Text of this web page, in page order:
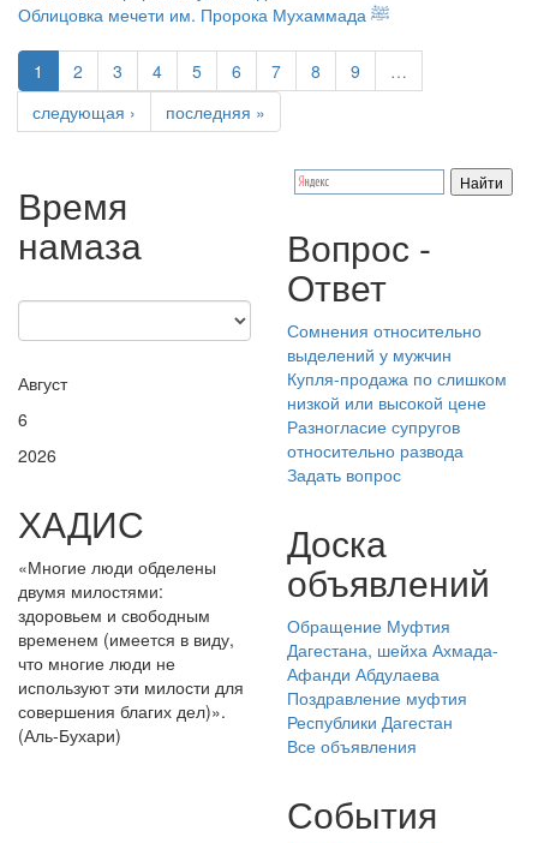
Облицовка мечети им. Пророка Мухаммада ﷺ
1 2 3 4 5 6 7 8 9
…
следующая ›
последняя »
Время
намаза
Август
6
2026
ХАДИС
«Многие люди обделены
двумя милостями:
здоровьем и свободным
временем (имеется в виду,
что многие люди не
используют эти милости для
совершения благих дел)».
(Аль-Бухари)
Вопрос -
Ответ
Сомнения относительно
выделений у мужчин
Купля-продажа по слишком
низкой или высокой цене
Разногласие супругов
относительно развода
Задать вопрос
Доска
объявлений
Обращение Муфтия
Дагестана, шейха Ахмада-
Афанди Абдулаева
Поздравление муфтия
Республики Дагестан
Все объявления
События